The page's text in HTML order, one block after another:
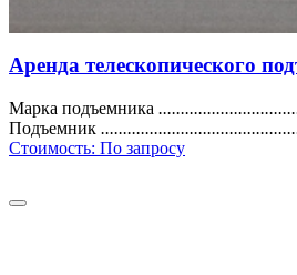
Аренда телескопического
Марка подъемника
Подъемник
Стоимость: По запросу